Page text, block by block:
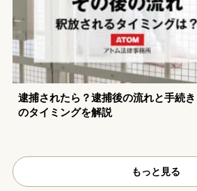
逮捕されたら？逮捕後の流れと手続
のタイミングを解説
もっと見る